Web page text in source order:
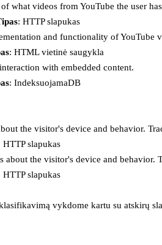
what videos from YouTube the user
: HTTP slapukas
and functionality of YouTube
: HTML vietinė saugykla
with embedded content.
: IndeksuojamaDB
the visitor's device and behavior.
HTTP slapukas
about the visitor's device and behavior.
HTTP slapukas
vykdome kartu su atskirų